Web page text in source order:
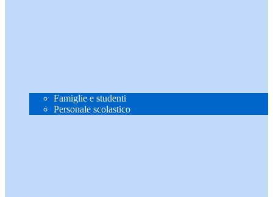
Famiglie e studenti
Personale scolastico